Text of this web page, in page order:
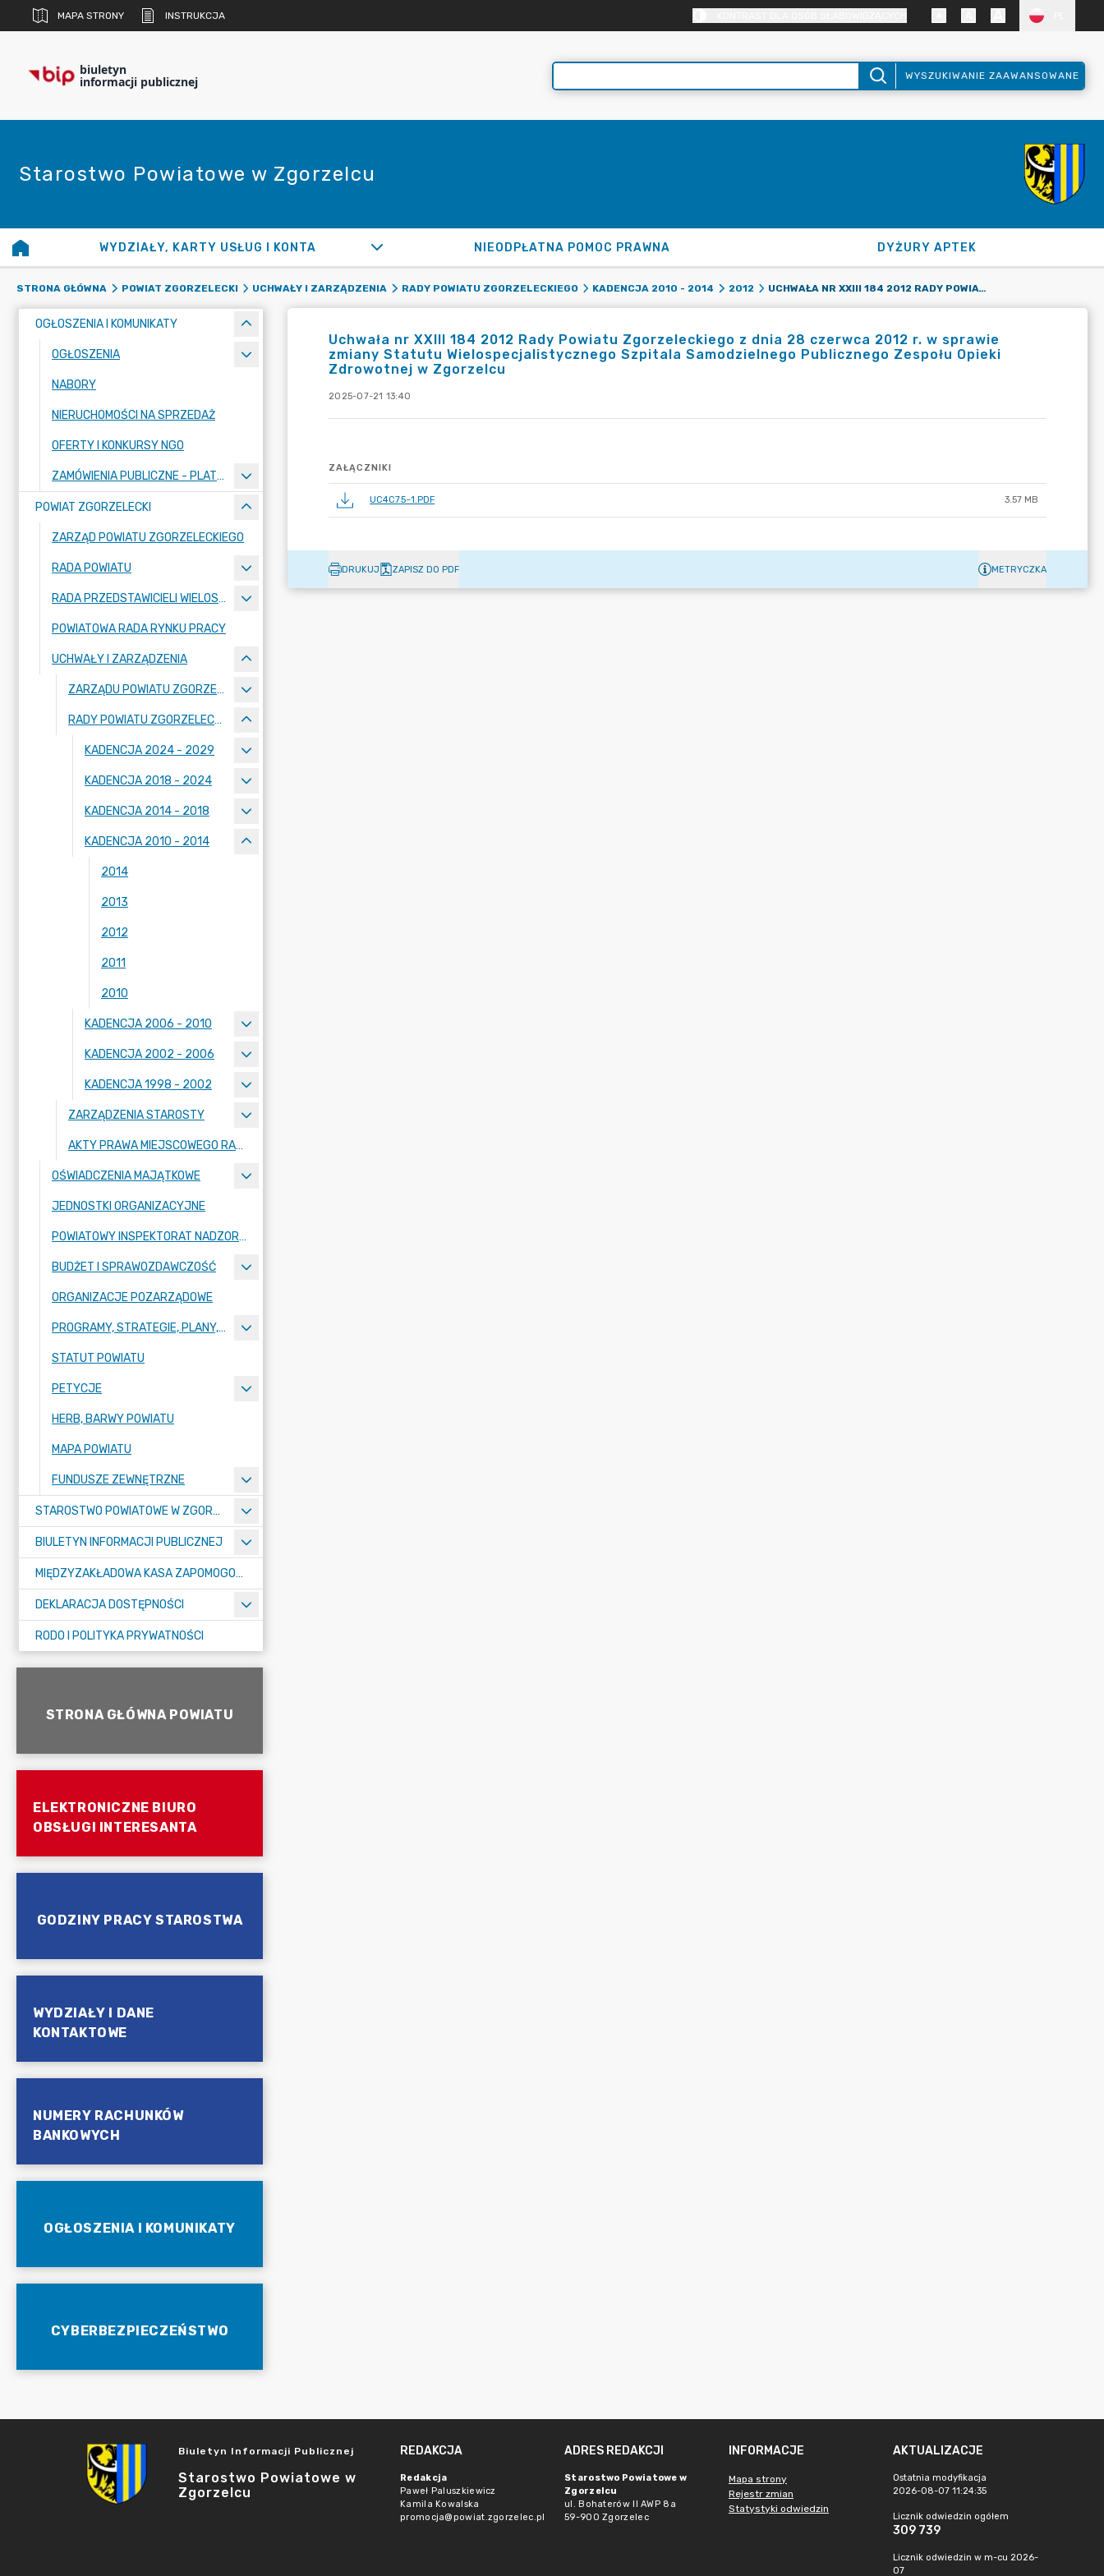
MAPA STRONY INSTRUKCJA
biuletyn
informacji publicznej WYSZUKIWANIE ZAAWANSOWANE
Starostwo Powiatowe w Zgorzelcu
WYDZIAŁY, KARTY USŁUG I KONTA NIEODPŁATNA POMOC PRAWNA DYŻURY APTEK
STRONA GŁÓWNA POWIAT ZGORZELECKI UCHWAŁY I ZARZĄDZENIA RADY POWIATU ZGORZELECKIEGO KADENCJA 2010 - 2014 2012 UCHWAŁA NR XXIII 184 2012 RADY POWIATU ZGORZELECKIEGO Z DNIA 28 CZERWCA 2012 R. W SPRAWIE ZMIANY STATUTU WIELOSPECJALISTYCZNEGO SZPITALA SAMODZIELNEGO PUBLICZNEGO ZESPOŁU OPIEKI ZDROWOTNEJ W ZGORZELCU
OGŁOSZENIA I KOMUNIKATY
OGŁOSZENIA
NABORY
NIERUCHOMOŚCI NA SPRZEDAŻ
OFERTY I KONKURSY NGO
ZAMÓWIENIA PUBLICZNE - PLATFORMA ZAKUPOWA
POWIAT ZGORZELECKI
ZARZĄD POWIATU ZGORZELECKIEGO
RADA POWIATU
RADA PRZEDSTAWICIELI WIELOSPECJALISTYCZNEGO ZESPOŁU OPIEKI ZDROWOTNEJ "BOLESŁAWIEC-ZGORZELEC" SAMODZIELNEGO PUBLICZNEGO ZAKŁADU OPIEKI ZDROWOTNEJ
POWIATOWA RADA RYNKU PRACY
UCHWAŁY I ZARZĄDZENIA
ZARZĄDU POWIATU ZGORZELECKIEGO
RADY POWIATU ZGORZELECKIEGO
KADENCJA 2024 - 2029
KADENCJA 2018 - 2024
KADENCJA 2014 - 2018
KADENCJA 2010 - 2014
2014
2013
2012
2011
2010
KADENCJA 2006 - 2010
KADENCJA 2002 - 2006
KADENCJA 1998 - 2002
ZARZĄDZENIA STAROSTY
AKTY PRAWA MIEJSCOWEGO RADY POWIATU ZGORZELECKIEGO
OŚWIADCZENIA MAJĄTKOWE
JEDNOSTKI ORGANIZACYJNE
POWIATOWY INSPEKTORAT NADZORU BUDOWLANEGO
BUDŻET I SPRAWOZDAWCZOŚĆ
ORGANIZACJE POZARZĄDOWE
PROGRAMY, STRATEGIE, PLANY, RAPORTY
STATUT POWIATU
PETYCJE
HERB, BARWY POWIATU
MAPA POWIATU
FUNDUSZE ZEWNĘTRZNE
STAROSTWO POWIATOWE W ZGORZELCU
BIULETYN INFORMACJI PUBLICZNEJ
MIĘDZYZAKŁADOWA KASA ZAPOMOGOWO-POŻYCZKOWA
DEKLARACJA DOSTĘPNOŚCI
RODO I POLITYKA PRYWATNOŚCI
STRONA GŁÓWNA POWIATU
ELEKTRONICZNE BIURO
OBSŁUGI INTERESANTA
GODZINY PRACY STAROSTWA
WYDZIAŁY I DANE
KONTAKTOWE
NUMERY RACHUNKÓW
BANKOWYCH
OGŁOSZENIA I KOMUNIKATY
CYBERBEZPIECZEŃSTWO
Uchwała nr XXIII 184 2012 Rady Powiatu Zgorzeleckiego z dnia 28 czerwca 2012 r. w sprawie
zmiany Statutu Wielospecjalistycznego Szpitala Samodzielnego Publicznego Zespołu Opieki
Zdrowotnej w Zgorzelcu
2025-07-21 13:40
ZAŁĄCZNIKI
UC4C75~1.PDF 3.57 MB
DRUKUJ ZAPISZ DO PDF METRYCZKA
Biuletyn Informacji Publicznej
Starostwo Powiatowe w
Zgorzelcu
REDAKCJA
Redakcja
Paweł Paluszkiewicz
Kamila Kowalska
promocja@powiat.zgorzelec.pl
ADRES REDAKCJI
Starostwo Powiatowe w
Zgorzelcu
ul. Bohaterów II AWP 8a
59-900 Zgorzelec
INFORMACJE
Mapa strony
Rejestr zmian
Statystyki odwiedzin
AKTUALIZACJE
Ostatnia modyfikacja
2026-08-07 11:24:35
Licznik odwiedzin ogółem
309 739
Licznik odwiedzin w m-cu 2026-
07